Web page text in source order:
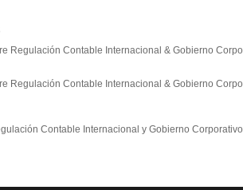
Regulación Contable Internacional & Gobierno
Regulación Contable Internacional & Gobierno
Contable Internacional y Gobierno Corporativo